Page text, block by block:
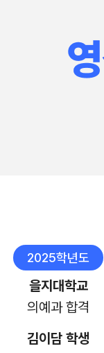
2025학년도
을지대학교
의예과 합격
김이담 학생